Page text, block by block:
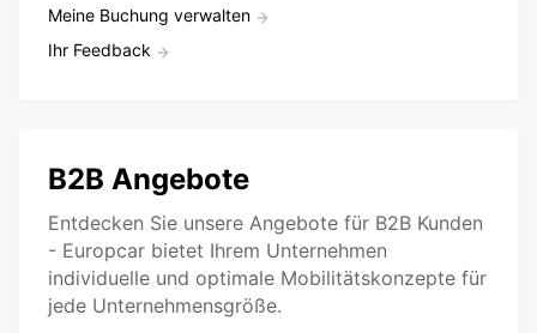
Meine Buchung verwalten
Ihr Feedback
B2B Angebote
Entdecken Sie unsere Angebote für B2B Kunden
- Europcar bietet Ihrem Unternehmen
individuelle und optimale Mobilitätskonzepte für
jede Unternehmensgröße.